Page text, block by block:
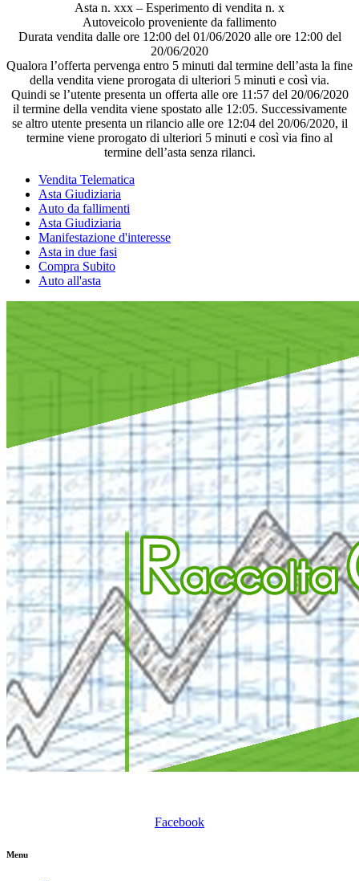
Asta n. xxx – Esperimento di vendita n. x
Autoveicolo proveniente da fallimento
Durata vendita dalle ore 12:00 del 01/06/2020 alle ore 12:00 del
20/06/2020
Qualora l’offerta pervenga entro 5 minuti dal termine dell’asta la fine
della vendita viene prorogata di ulteriori 5 minuti e così via.
Quindi se l’utente presenta un offerta alle ore 11:57 del 20/06/2020
il termine della vendita viene spostato alle 12:05. Successivamente
se altro utente presenta un rilancio alle ore 12:04 del 20/06/2020, il
termine viene prorogato di ulteriori 5 minuti e così via fino al
termine dell’asta senza rilanci.
Vendita Telematica
Asta Giudiziaria
Auto da fallimenti
Asta Giudiziaria
Manifestazione d'interesse
Asta in due fasi
Compra Subito
Auto all'asta
Facebook
Menu